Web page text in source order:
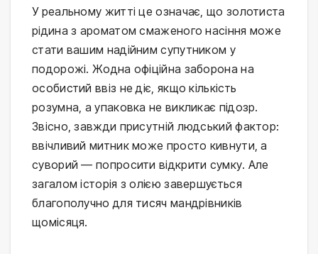
У реальному житті це означає, що золотиста
рідина з ароматом смаженого насіння може
стати вашим надійним супутником у
подорожі. Жодна офіційна заборона на
особистий ввіз не діє, якщо кількість
розумна, а упаковка не викликає підозр.
Звісно, завжди присутній людський фактор:
ввічливий митник може просто кивнути, а
суворий — попросити відкрити сумку. Але
загалом історія з олією завершується
благополучно для тисяч мандрівників
щомісяця.